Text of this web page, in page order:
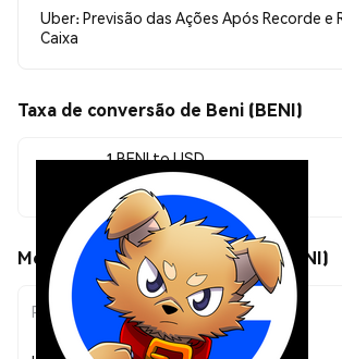
Uber: Previsão das Ações Após Recorde e
Caixa
Taxa de conversão de Beni (BENI)
1 BENI to USD
$0.00018526
Movimentos de preço de Beni (BENI)
Período Variação do Valor